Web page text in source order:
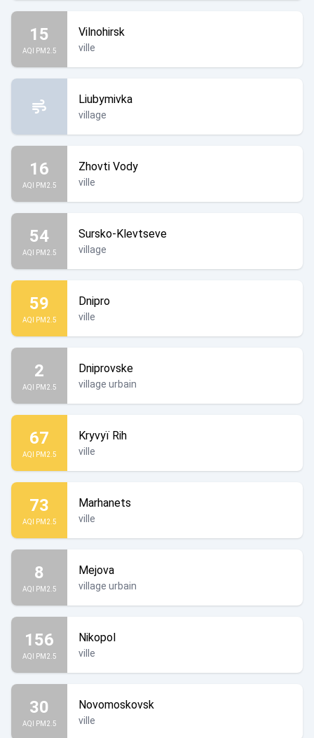
15
AQI PM2.5
Vilnohirsk
ville
Liubymivka
village
16
AQI PM2.5
Zhovti Vody
ville
54
AQI PM2.5
Sursko-Klevtseve
village
59
AQI PM2.5
Dnipro
ville
2
AQI PM2.5
Dniprovske
village urbain
67
AQI PM2.5
Kryvyï Rih
ville
73
AQI PM2.5
Marhanets
ville
8
AQI PM2.5
Mejova
village urbain
156
AQI PM2.5
Nikopol
ville
30
AQI PM2.5
Novomoskovsk
ville